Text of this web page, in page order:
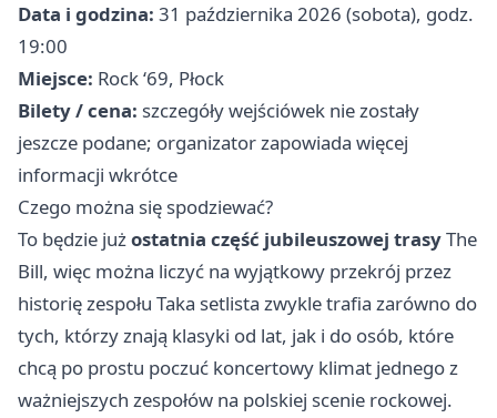
Data i godzina: 31 października 2026 (sobota), godz.
19:00
Miejsce: Rock ‘69, Płock
Bilety / cena: szczegóły wejściówek nie zostały
jeszcze podane; organizator zapowiada więcej
informacji wkrótce
Czego można się spodziewać?
To będzie jużostatnia część jubileuszowej trasyThe
Bill, więc można liczyć na wyjątkowy przekrój przez
historię zespołu Taka setlista zwykle trafia zarówno do
tych, którzy znają klasyki od lat, jak i do osób, które
chcą po prostu poczuć koncertowy klimat jednego z
ważniejszych zespołów na polskiej scenie rockowej.